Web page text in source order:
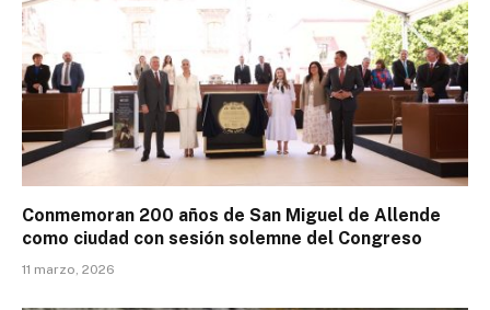
Conmemoran 200 años de San Miguel de Allende
como ciudad con sesión solemne del Congreso
11 marzo, 2026